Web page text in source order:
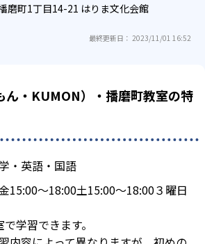
磨町1丁目14-21 はりま文化会館
最終更新日： 2023/11/01 16:52
ん・KUMON）・播磨町教室の特
・英語・国語
15:00〜18:00土15:00〜18:00３曜日
学習できます。